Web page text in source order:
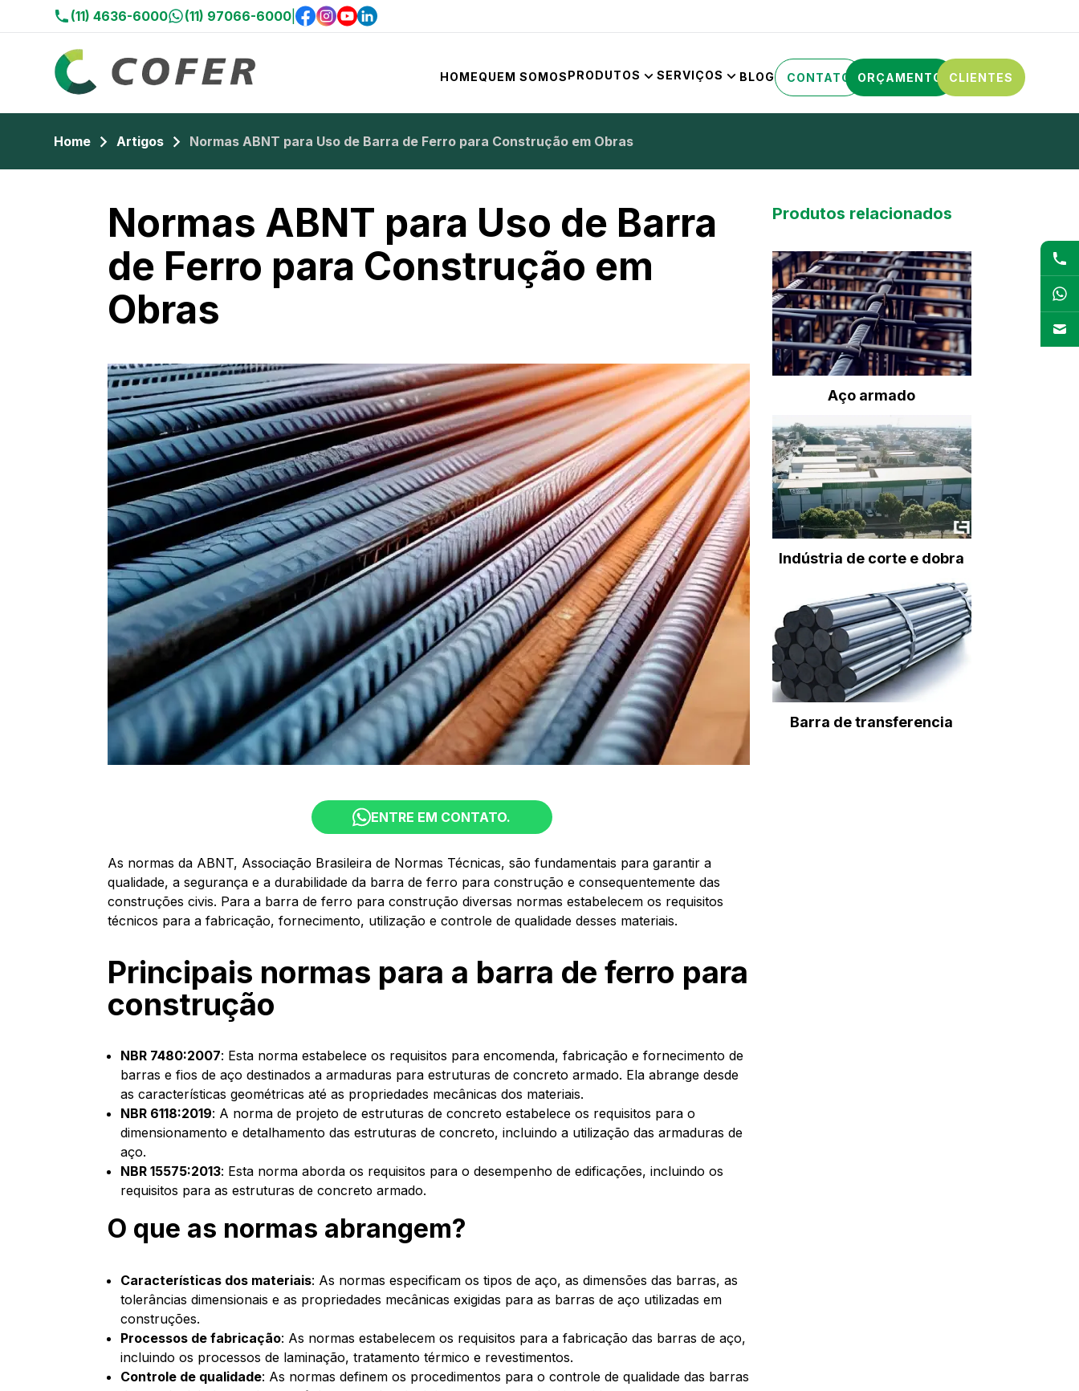
(11) 4636-6000 (11) 97066-6000 |
HOMEQUEM SOMOSPRODUTOS SERVIÇOS BLOG CONTATO ORÇAMENTO CLIENTES
Home Artigos Normas ABNT para Uso de Barra de Ferro para Construção em Obras
Normas ABNT para Uso de Barra
de Ferro para Construção em
Obras
ENTRE EM CONTATO.
As normas da ABNT, Associação Brasileira de Normas Técnicas, são fundamentais para garantir a
qualidade, a segurança e a durabilidade da barra de ferro para construção e consequentemente das
construções civis. Para a barra de ferro para construção diversas normas estabelecem os requisitos
técnicos para a fabricação, fornecimento, utilização e controle de qualidade desses materiais.
Principais normas para a barra de ferro para
construção
NBR 7480:2007: Esta norma estabelece os requisitos para encomenda, fabricação e fornecimento de
barras e fios de aço destinados a armaduras para estruturas de concreto armado. Ela abrange desde
as características geométricas até as propriedades mecânicas dos materiais.
NBR 6118:2019: A norma de projeto de estruturas de concreto estabelece os requisitos para o
dimensionamento e detalhamento das estruturas de concreto, incluindo a utilização das armaduras de
aço.
NBR 15575:2013: Esta norma aborda os requisitos para o desempenho de edificações, incluindo os
requisitos para as estruturas de concreto armado.
O que as normas abrangem?
Características dos materiais: As normas especificam os tipos de aço, as dimensões das barras, as
tolerâncias dimensionais e as propriedades mecânicas exigidas para as barras de aço utilizadas em
construções.
Processos de fabricação: As normas estabelecem os requisitos para a fabricação das barras de aço,
incluindo os processos de laminação, tratamento térmico e revestimentos.
Controle de qualidade: As normas definem os procedimentos para o controle de qualidade das barras
Produtos relacionados
Aço armado
Indústria de corte e dobra
Barra de transferencia